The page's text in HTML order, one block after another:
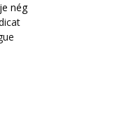
négocie